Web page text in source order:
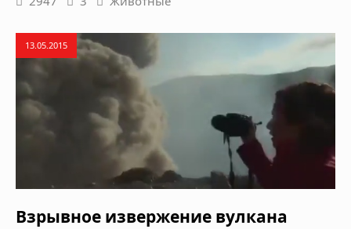
13.05.2015
Взрывное извержение вулкана